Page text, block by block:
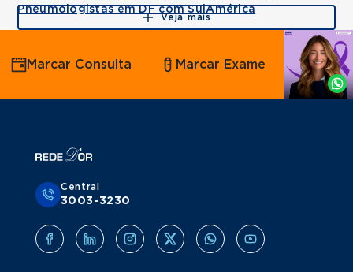
Pneumologistas em DF com SulAmérica
Veja mais
Agende
por
Whatsapp
Marcar Consulta Marcar Exame
Central
3003-3230